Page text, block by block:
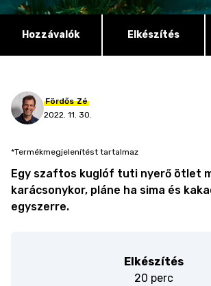
Hozzávalók Elkészítés
Fördős Zé
2022. 11. 30.
*Termékmegjelenítést tartalmaz
Egy szaftos kuglóf tuti nyerő ötlet
karácsonykor, pláne ha sima és
egyszerre.
Elkészítés
20 perc